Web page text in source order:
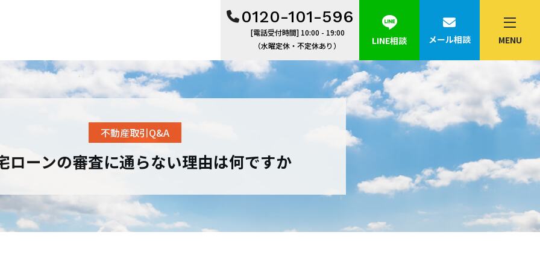
0120-101-596
[電話受付時間] 10:00 - 19:00
（水曜定休・不定休あり）
LINE相談 メール相談 MENU
不動産取引Q&A
ローンの審査に通らない理由は何ですか